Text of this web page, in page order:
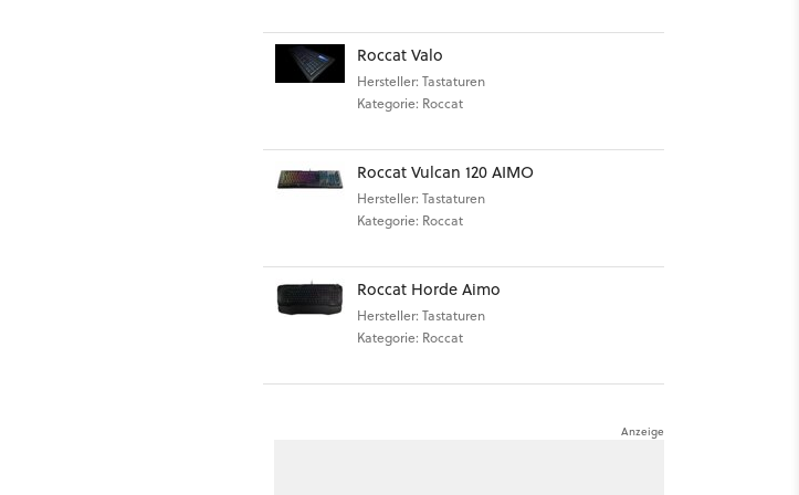
Roccat Valo
Hersteller: Tastaturen
Kategorie: Roccat
Roccat Vulcan 120 AIMO
Hersteller: Tastaturen
Kategorie: Roccat
Roccat Horde Aimo
Hersteller: Tastaturen
Kategorie: Roccat